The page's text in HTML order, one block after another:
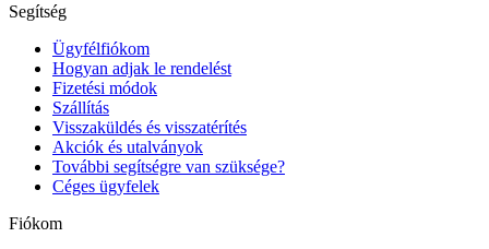
Segítség
Ügyfélfiókom
Hogyan adjak le rendelést
Fizetési módok
Szállítás
Visszaküldés és visszatérítés
Akciók és utalványok
További segítségre van szüksége?
Céges ügyfelek
Fiókom